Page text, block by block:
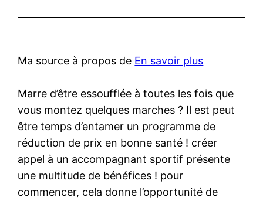
Ma source à propos de En savoir plus
Marre d’être essoufflée à toutes les fois que
vous montez quelques marches ? Il est peut
être temps d’entamer un programme de
réduction de prix en bonne santé ! créer
appel à un accompagnant sportif présente
une multitude de bénéfices ! pour
commencer, cela donne l’opportunité de